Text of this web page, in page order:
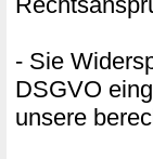
- Sie
DSGVO
unsere